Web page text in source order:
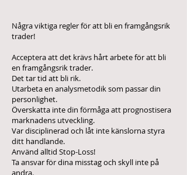
Några viktiga regler för att bli en framgångsrik
trader!
Acceptera att det krävs hårt arbete för att bli
en framgångsrik trader.
Det tar tid att bli rik.
Utarbeta en analysmetodik som passar din
personlighet.
Överskatta inte din förmåga att prognostisera
marknadens utveckling.
Var disciplinerad och låt inte känslorna styra
ditt handlande.
Använd alltid Stop-Loss!
Ta ansvar för dina misstag och skyll inte på
andra.